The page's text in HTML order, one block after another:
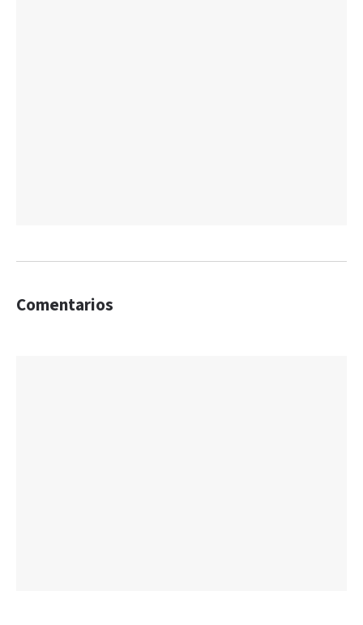
Comentarios